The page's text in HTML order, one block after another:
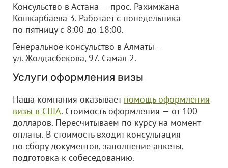
Консульство в Астана — прос. Рахимжана
Кошкарбаева 3. Работает с понедельника
по пятницу с 8:00 до 18:00.
Генеральное консульство в Алматы —
ул. Жолдасбекова, 97. Самал 2.
Услуги оформления визы
Наша компания оказываетпомощь оформления
визы в США. Стоимость оформления — от 100
долларов. Пересчитываем по курсу на момент
оплаты. В стоимость входит консультация
по сбору документов, заполнение анкеты,
подготовка к собеседованию.